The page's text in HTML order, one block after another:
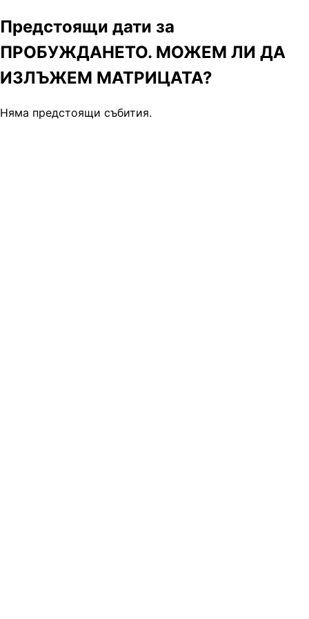
Предстоящи дати за
ПРОБУЖДАНЕТО. МОЖЕМ ЛИ ДА
ИЗЛЪЖЕM МАТРИЦАТА?
Няма предстоящи събития.